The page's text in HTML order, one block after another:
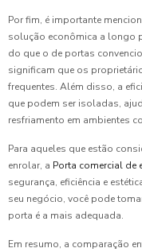
Por fim, é importante
solução econômica a longo
do que o de portas
significam que os
frequentes. Além disso, a
que podem ser isoladas,
resfriamento em ambientes
Para aqueles que estão
enrolar, a Porta comercial de
segurança, eficiência e
seu negócio, você pode
porta é a mais adequada.
Em resumo, a comparação